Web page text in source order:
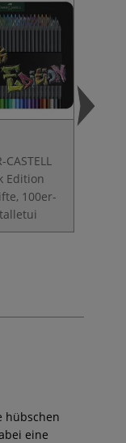
CASTELL
Edition
100er-
hübschen
eine